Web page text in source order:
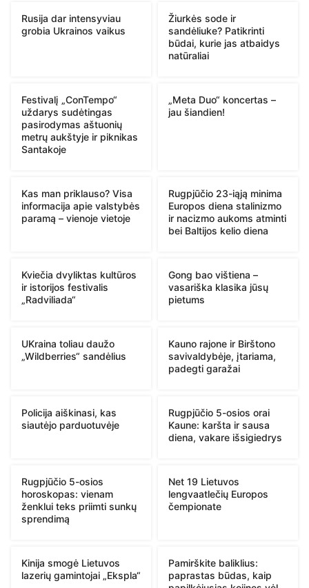
Rusija dar intensyviau
grobia Ukrainos vaikus
Žiurkės sode ir
sandėliuke? Patikrinti
būdai, kurie jas atbaidys
natūraliai
Festivalį „ConTempo“
uždarys sudėtingas
pasirodymas aštuonių
metrų aukštyje ir piknikas
Santakoje
„Meta Duo“ koncertas –
jau šiandien!
Kas man priklauso? Visa
informacija apie valstybės
paramą – vienoje vietoje
Rugpjūčio 23-iąją minima
Europos diena stalinizmo
ir nacizmo aukoms atminti
bei Baltijos kelio diena
Kviečia dvyliktas kultūros
ir istorijos festivalis
„Radviliada“
Gong bao vištiena –
vasariška klasika jūsų
pietums
UKraina toliau daužo
„Wildberries“ sandėlius
Kauno rajone ir Birštono
savivaldybėje, įtariama,
padegti garažai
Policija aiškinasi, kas
siautėjo parduotuvėje
Rugpjūčio 5-osios orai
Kaune: karšta ir sausa
diena, vakare išsigiedrys
Rugpjūčio 5-osios
horoskopas: vienam
ženklui teks priimti sunkų
sprendimą
Net 19 Lietuvos
lengvaatlečių Europos
čempionate
Kinija smogė Lietuvos
lazerių gamintojai „Ekspla“
Pamirškite baliklius:
paprastas būdas, kaip